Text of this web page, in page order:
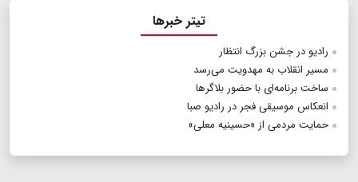
تیتر خبرها
رادیو در جشن بزرگ انتظار
مسیر انقلاب به مهدویت می‌رسد
ساخت برنامه‌ای با حضور بلاگرها
انعکاس موسیقی فجر در رادیو صبا
حمایت مردمی از «حسینیه معلی»